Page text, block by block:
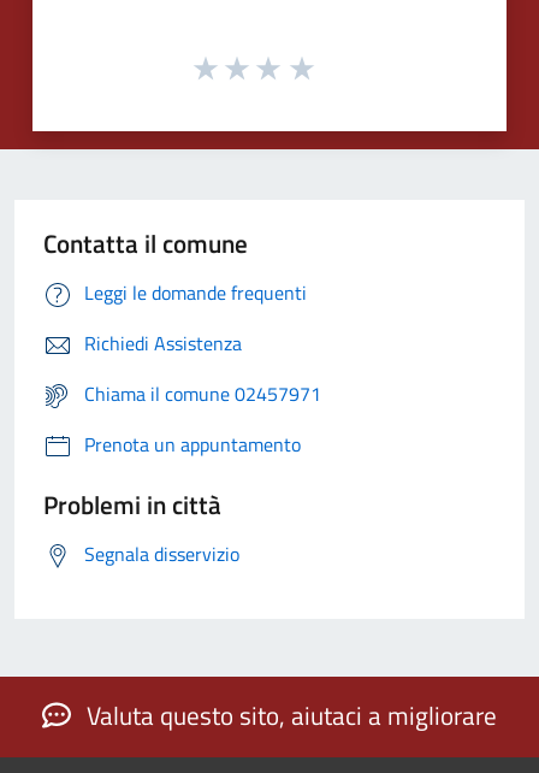
Contatta il comune
Leggi le domande frequenti
Richiedi Assistenza
Chiama il comune 02457971
Prenota un appuntamento
Problemi in città
Segnala disservizio
Valuta questo sito, aiutaci a migliorare